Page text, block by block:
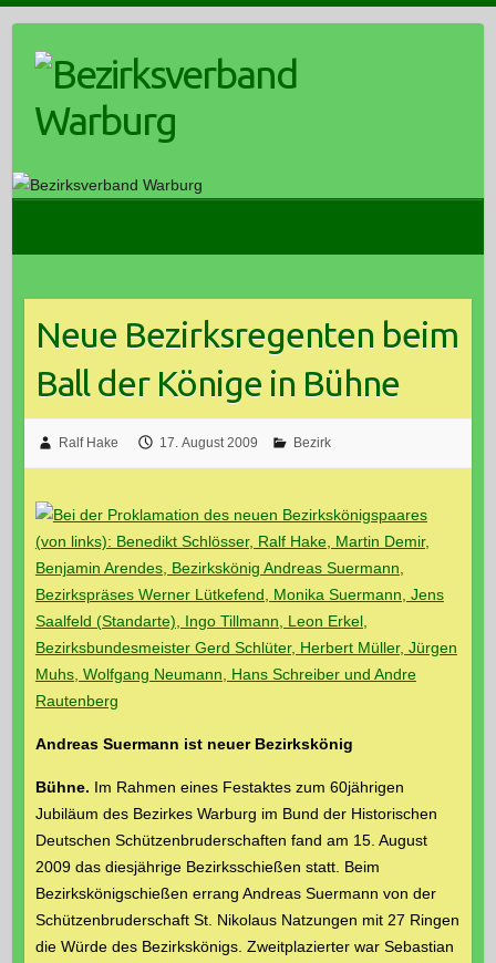
content
Neue Bezirksregenten beim
Ball der Könige in Bühne
Ralf Hake 17. August 2009 Bezirk
Andreas Suermann ist neuer Bezirkskönig
Bühne. Im Rahmen eines Festaktes zum 60jährigen
Jubiläum des Bezirkes Warburg im Bund der Historischen
Deutschen Schützenbruderschaften fand am 15. August
2009 das diesjährige Bezirksschießen statt. Beim
Bezirkskönigschießen errang Andreas Suermann von der
Schützenbruderschaft St. Nikolaus Natzungen mit 27 Ringen
die Würde des Bezirkskönigs. Zweitplazierter war Sebastian